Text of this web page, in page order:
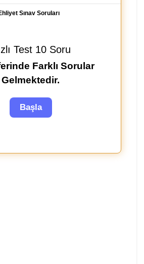
Sınav Soruları
Test 10 Soru
Farklı Sorular
Gelmektedir.